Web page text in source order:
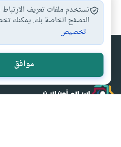
اشترك في قائمتنا البريدية
إسلام أون لاين
نستخدم ملفات تعريف
التصفح الخاصة بك. يمكنك
تخصيص
موافق